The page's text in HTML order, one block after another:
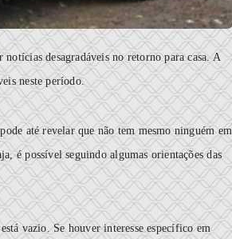
desagradáveis no retorno para casa. A
neste período.
até revelar que não tem mesmo ninguém em
é possível seguindo algumas orientações das
vazio. Se houver interesse específico em